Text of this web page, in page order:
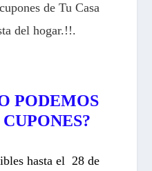
de Tu Casa
del hogar.!!.
PODEMOS
hasta el 28 de